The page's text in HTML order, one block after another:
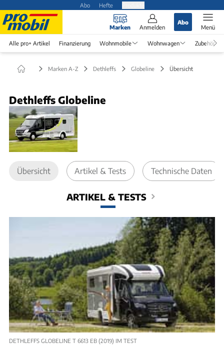
Abo Hefte
Marken Anmelden
Abo
Menü
Alle pro+ Artikel Finanzierung Wohnmobile Wohnwagen Zubehör
Marken A-Z Dethleffs Globeline Übersicht
Dethleffs Globeline
Übersicht Artikel & Tests Technische Daten
ARTIKEL & TESTS
DETHLEFFS GLOBELINE T 6613 EB (2019) IM TEST